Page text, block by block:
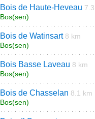
Bois de Haute-Heveau
Bos(sen)
Bois de Watinsart 8 km
Bos(sen)
Bois Basse Laveau 8 km
Bos(sen)
Bois de Chasselan 8.1 km
Bos(sen)